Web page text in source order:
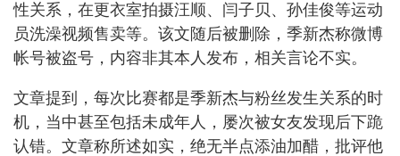
性关系，在更衣室拍摄汪顺、闫子贝、孙佳俊等运动
员洗澡视频售卖等。该文随后被删除，季新杰称微博
帐号被盗号，内容非其本人发布，相关言论不实。
文章提到，每次比赛都是季新杰与粉丝发生关系的时
机，当中甚至包括未成年人，屡次被女友发现后下跪
认错。文章称所述如实，绝无半点添油加醋，批评他